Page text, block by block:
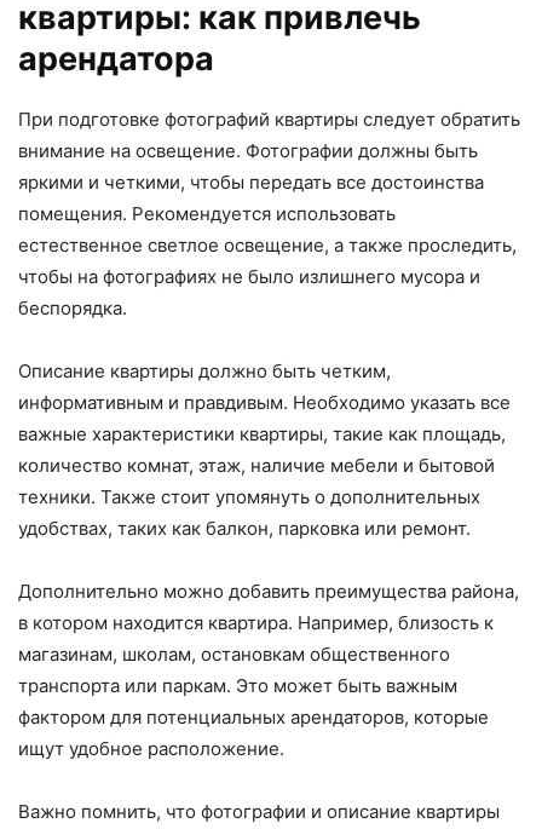
квартиры: как привлечь
арендатора
При подготовке фотографий квартиры следует обратить
внимание на освещение. Фотографии должны быть
яркими и четкими, чтобы передать все достоинства
помещения. Рекомендуется использовать
естественное светлое освещение, а также проследить,
чтобы на фотографиях не было излишнего мусора и
беспорядка.
Описание квартиры должно быть четким,
информативным и правдивым. Необходимо указать все
важные характеристики квартиры, такие как площадь,
количество комнат, этаж, наличие мебели и бытовой
техники. Также стоит упомянуть о дополнительных
удобствах, таких как балкон, парковка или ремонт.
Дополнительно можно добавить преимущества района,
в котором находится квартира. Например, близость к
магазинам, школам, остановкам общественного
транспорта или паркам. Это может быть важным
фактором для потенциальных арендаторов, которые
ищут удобное расположение.
Важно помнить, что фотографии и описание квартиры